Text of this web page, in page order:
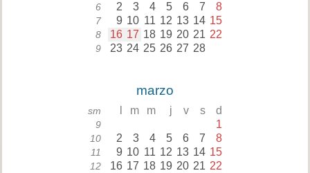
6 2 3 4 5 6 7 8
7 9 10 11 12 13 14 15
8 16 17 18 19 20 21 22
9 23 24 25 26 27 28
marzo
sm m m j v s d
9 1
10 2 3 4 5 6 7 8
11 9 10 11 12 13 14 15
12 16 17 18 19 20 21 22